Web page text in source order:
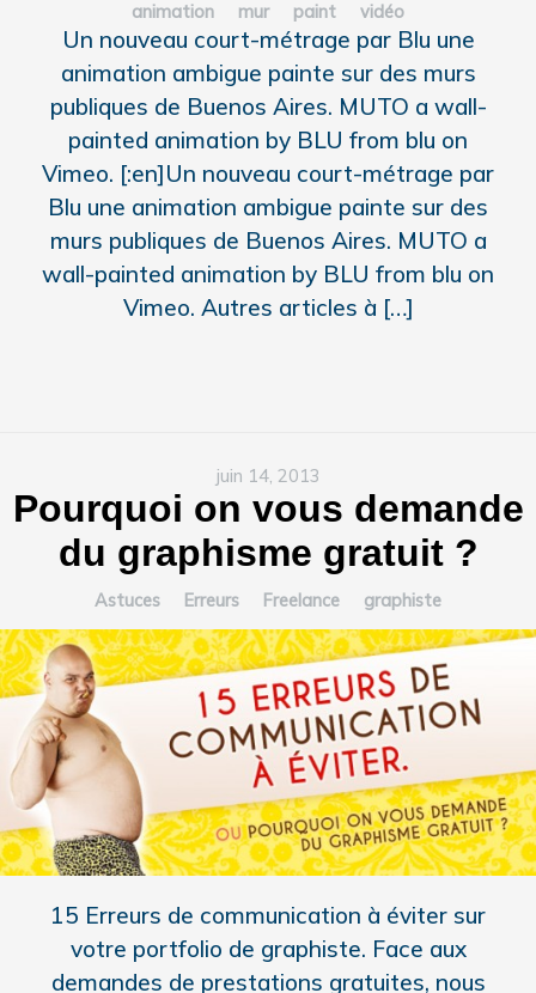
animation mur paint vidéo
Un nouveau court-métrage par Blu une
animation ambigue painte sur des murs
publiques de Buenos Aires. MUTO a wall-
painted animation by BLU from blu on
Vimeo. [:en]Un nouveau court-métrage par
Blu une animation ambigue painte sur des
murs publiques de Buenos Aires. MUTO a
wall-painted animation by BLU from blu on
Vimeo. Autres articles à […]
juin 14, 2013
Pourquoi on vous demande
du graphisme gratuit ?
Astuces Erreurs Freelance graphiste
15 Erreurs de communication à éviter sur
votre portfolio de graphiste. Face aux
demandes de prestations gratuites, nous